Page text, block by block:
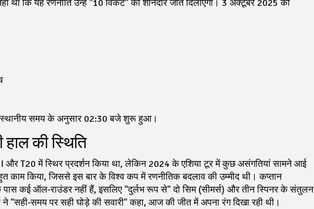
था कि यह रणनीति उन्हें "10 विकेट" की शानदार जीत दिलाएगी। 3 अक्टूबर 2025 को
समय के अनुसार 02:30 बजे शुरू हुआ।
हाल की स्थिति
और T20 में स्थिर प्रदर्शन किया था, लेकिन 2024 के एशिया टूर में कुछ असंगतियां सामने आई
काम किया, जिससे इस बार के विश्व कप में रणनीतिक बदलाव की उम्मीद थी। कप्तान
पास कई ऑल‑राउंडर नहीं हैं, इसलिए "दुर्लभ रूप से" दो सिम (सीमर्स) और तीन स्पिनर के संतुलन
"सही‑समय पर सही घोड़े की सवारी" कहा, आज की जीत में अपना रंग दिखा रही थी।